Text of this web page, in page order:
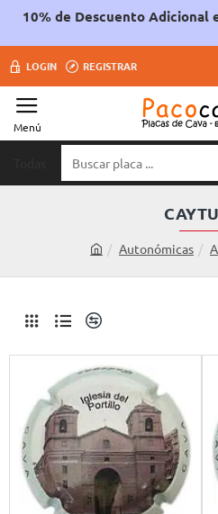
10% de Descuento Adicional
LOGIN REGISTRAR
placa
o
e
Autonómicas